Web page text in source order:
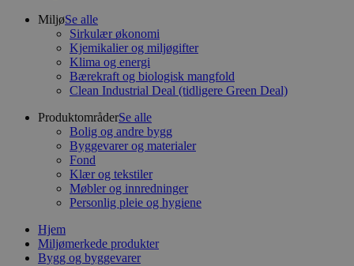
MiljøSe alle
Sirkulær økonomi
Kjemikalier og miljøgifter
Klima og energi
Bærekraft og biologisk mangfold
Clean Industrial Deal (tidligere Green Deal)
ProduktområderSe alle
Bolig og andre bygg
Byggevarer og materialer
Fond
Klær og tekstiler
Møbler og innredninger
Personlig pleie og hygiene
Hjem
Miljømerkede produkter
Bygg og byggevarer